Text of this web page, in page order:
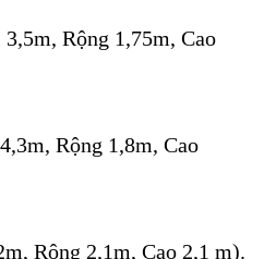
Rộng 1,75m, Cao
Rộng 1,8m, Cao
Rộng 2,1m, Cao 2,1 m).